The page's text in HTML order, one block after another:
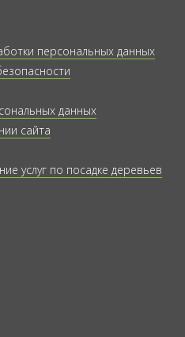
персональных данных
данных
сайта
услуг по посадке деревьев